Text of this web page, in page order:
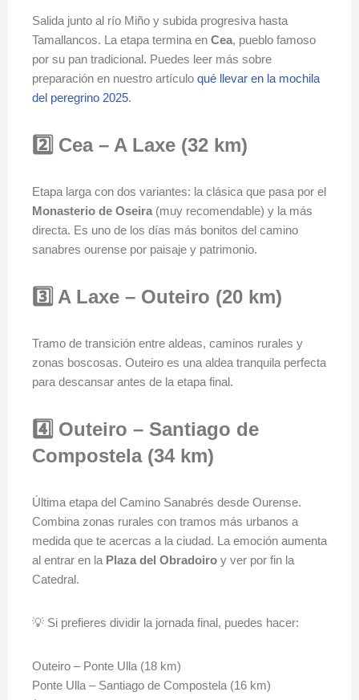
Salida junto al río Miño y subida progresiva hasta
Tamallancos. La etapa termina en Cea, pueblo famoso
por su pan tradicional. Puedes leer más sobre
preparación en nuestro artículo qué llevar en la mochila
del peregrino 2025.
2️⃣ Cea – A Laxe (32 km)
Etapa larga con dos variantes: la clásica que pasa por el
Monasterio de Oseira (muy recomendable) y la más
directa. Es uno de los días más bonitos del camino
sanabres ourense por paisaje y patrimonio.
3️⃣ A Laxe – Outeiro (20 km)
Tramo de transición entre aldeas, caminos rurales y
zonas boscosas. Outeiro es una aldea tranquila perfecta
para descansar antes de la etapa final.
4️⃣ Outeiro – Santiago de
Compostela (34 km)
Última etapa del Camino Sanabrés desde Ourense.
Combina zonas rurales con tramos más urbanos a
medida que te acercas a la ciudad. La emoción aumenta
al entrar en la Plaza del Obradoiro y ver por fin la
Catedral.
💡 Si prefieres dividir la jornada final, puedes hacer:
Outeiro – Ponte Ulla (18 km)
Ponte Ulla – Santiago de Compostela (16 km)